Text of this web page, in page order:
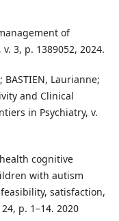
of
3, p. 1389052, 2024.
BASTIEN, Laurianne;
and Clinical
in Psychiatry, v.
cognitive
with autism
satisfaction,
p. 1–14. 2020